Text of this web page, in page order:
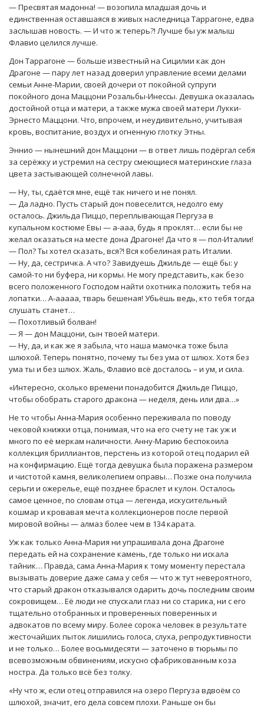
— Пресвятая мадонна! — возопила младшая дочь и
единственная оставшаяся в живых наследница Таррагоне, едва
заслышав новость. — И что ж теперь?! Лучше бы уж малыш
Флавио целился лучше.
Дон Таррагоне — больше известный на Сицилии как дон
Драгоне — пару лет назад доверил управление всеми делами
семьи Анне-Марии, своей дочери от покойной супруги
покойного дона Маццони Розальбы-Инессы. Девушка оказалась
достойной отца и матери, а также мужа своей матери Лукки-
Эрнесто Маццони. Что, впрочем, и неудивительно, учитывая
кровь, воспитание, воздух и огненную глотку Этны.
Эннио — нынешний дон Маццони — в ответ лишь подёргал себя
за серёжку и устремил на сестру смеющиеся материнские глаза
цвета застывающей солнечной лавы.
— Ну, ты, сдаётся мне, ещё так ничего и не понял.
— Да ладно. Пусть старый дон повеселится, недолго ему
осталось. Джильда Пиццо, переплывающая Пергуза в
купальном костюме Евы — а-ааа, будь я проклят… если бы не
желал оказаться на месте дона Драгоне! Да что я — пол-Италии!
— Пол? Ты хотел сказать, вся?! Вся кобелиная рать Италии.
— Ну, да, сестричка. А что? Завидуешь Джильде — ещё бы: у
самой-то ни буфера, ни кормы. Не могу представить, как безо
всего положенного Господом найти охотника положить тебя на
лопатки… А-ааааа, тварь бешеная! Убьёшь ведь, кто тебя тогда
слушать станет…
— Похотливый болван!
— Я — дон Маццони, сын твоей матери.
— Ну, да, и как же я забыла, что наша мамочка тоже была
шлюхой. Теперь понятно, почему ты без ума от шлюх. Хотя без
ума ты и без шлюх. Жаль, Флавио всё досталось – и ум, и сила.
«Интересно, сколько времени понадобится Джильде Пиццо,
чтобы обобрать старого дракона — неделя, день или два…»
Не то чтобы Анна-Мария особенно переживала по поводу
чековой книжки отца, понимая, что на его счету не так уж и
много по её меркам наличности. Анну-Марию беспокоила
коллекция бриллиантов, перстень из которой отец подарил ей
на конфирмацию. Ещё тогда девушка была поражена размером
и чистотой камня, великолепием оправы… Позже она получила
серьги и ожерелье, ещё позднее браслет и кулон. Осталось
самое ценное, по словам отца — легенда, искусительный
кошмар и кровавая мечта коллекционеров после первой
мировой войны — алмаз более чем в 134 карата.
Уж как только Анна-Мария ни упрашивала дона Драгоне
передать ей на сохранение камень, где только ни искала
тайник… Правда, сама Анна-Мария к тому моменту перестала
вызывать доверие даже сама у себя — что ж тут невероятного,
что старый дракон отказывался одарить дочь последним своим
сокровищем… Её люди не спускали глаз ни со старика, ни с его
тщательно отобранных и проверенных поверенных и
адвокатов по всему миру. Более сорока человек в результате
жесточайших пыток лишились голоса, слуха, репродуктивности
и не только… Более восьмидесяти — заточено в тюрьмы по
всевозможным обвинениям, искусно сфабрикованным коза
ностра. Да только всё без толку.
«Ну что ж, если отец отправился на озеро Пергуза вдвоём со
шлюхой, значит, его дела совсем плохи. Раньше он бы